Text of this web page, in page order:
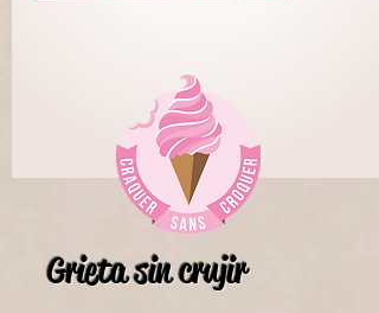
Grieta sin crujir